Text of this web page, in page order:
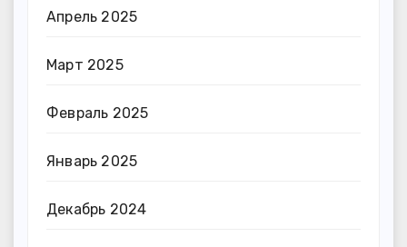
Апрель 2025
Март 2025
Февраль 2025
Январь 2025
Декабрь 2024